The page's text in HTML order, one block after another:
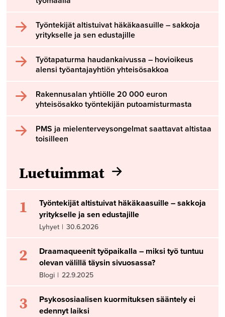
Työntekijät altistuivat häkäkaasuille – sakkoja
yritykselle ja sen edustajille
Työtapaturma haudankaivussa – hovioikeus
alensi työantajayhtiön yhteisösakkoa
Rakennusalan yhtiölle 20 000 euron
yhteisösakko työntekijän putoamisturmasta
PMS ja mielenterveysongelmat saattavat altistaa
toisilleen
Luetuimmat
1
Työntekijät altistuivat häkäkaasuille – sakkoja
yritykselle ja sen edustajille
Lyhyet | 30.6.2026
2
Draamaqueenit työpaikalla – miksi työ tuntuu
olevan välillä täysin sivuosassa?
Blogi | 22.9.2025
3
Psykososiaalisen kuormituksen sääntely ei
edennyt laiksi